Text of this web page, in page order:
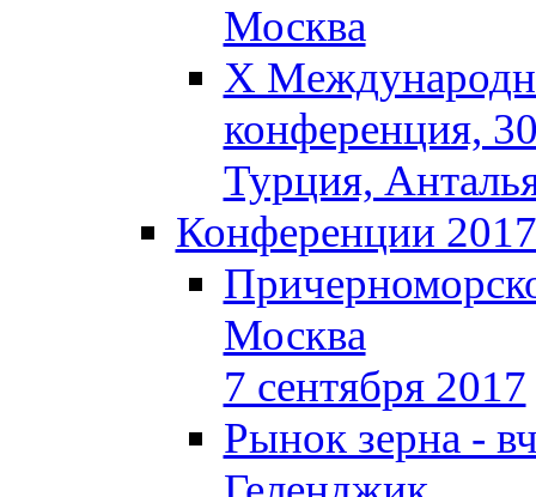
Москва
X
конференция,
Турция,
Конференции 2017
Москва
7 сентября 2017
Рынок зерна -